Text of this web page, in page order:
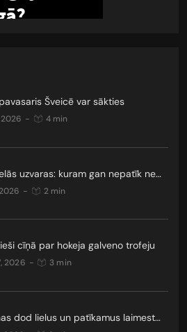
Šveicē var sākties
2026 - 4 min
Aprīļa lielās uzvaras: kuram gan nepatīk neizšķirti?
2026 - 2 min
cīņā par hokeja galveno trofeju
2026 - 3 min
Zināšanas dod lielus un patīkamus laimestus